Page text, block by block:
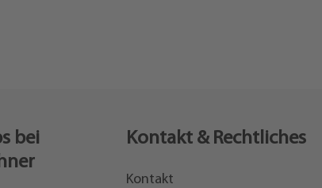
bei
Kontakt & Rechtliches
Kontakt